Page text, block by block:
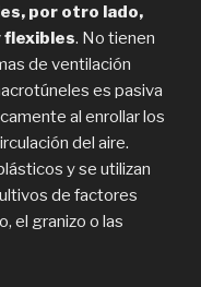
por otro lado,
flexibles. No tienen
de ventilación
es pasiva
al enrollar los
del aire.
y se utilizan
de factores
el granizo o las